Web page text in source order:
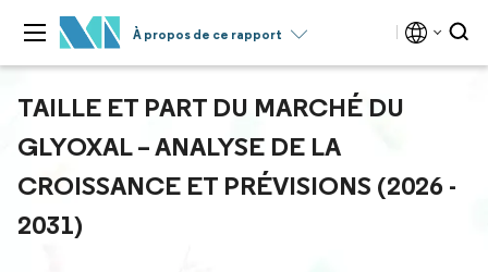
À propos de ce rapport
TAILLE ET PART DU MARCHÉ DU
GLYOXAL – ANALYSE DE LA
CROISSANCE ET PRÉVISIONS (2026 -
2031)